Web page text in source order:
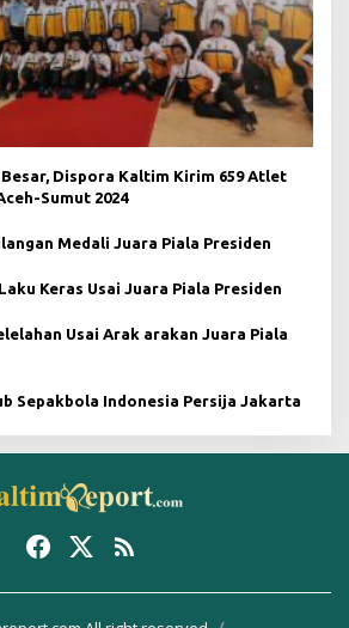
Dispora Kaltim Kirim 659 Atlet
Sumut 2024
Medali Juara Piala Presiden
Keras Usai Juara Piala Presiden
Usai Arak arakan Juara Piala
Sepakbola Indonesia Persija Jakarta